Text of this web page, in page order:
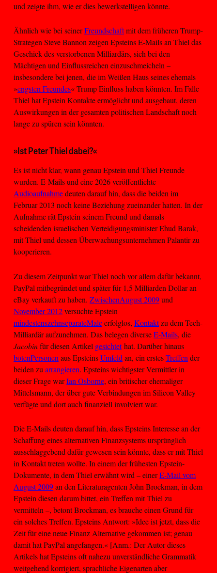
und zeigte ihm, wie er dies bewerkstelligen könnte.
Ähnlich wie bei seinerFreundschaftmit dem früheren Trump-
Strategen Steve Bannon zeigen Epsteins E-Mails an Thiel das
Geschick des verstorbenen Milliardärs, sich bei den
Mächtigen und Einflussreichen einzuschmeicheln –
insbesondere bei jenen, die im Weißen Haus seines ehemals
»engsten Freundes« Trump Einfluss haben könnten. Im Falle
Thiel hat Epstein Kontakte ermöglicht und ausgebaut, deren
Auswirkungen in der gesamten politischen Landschaft noch
lange zu spüren sein könnten.
»Ist Peter Thiel dabei?«
Es ist nicht klar, wann genau Epstein und Thiel Freunde
wurden. E-Mails und eine 2026 veröffentlichte
Audioaufnahmedeuten darauf hin, dass die beiden im
Februar 2013 noch keine Beziehung zueinander hatten. In der
Aufnahme rät Epstein seinem Freund und damals
scheidenden israelischen Verteidigungsminister Ehud Barak,
mit Thiel und dessen Überwachungsunternehmen Palantir zu
kooperieren.
Zu diesem Zeitpunkt war Thiel noch vor allem dafür bekannt,
PayPal mitbegründet und später für 1,5 Milliarden Dollar an
eBay verkauft zu haben. ZwischenAugust 2009und
November 2012versuchte Epstein
mindestenszehnseparateMaleerfolglos, Kontaktzu dem Tech-
Milliardär aufzunehmen. Das belegen diverseE-Mails, die
Jacobinfür diesen Artikel gesichtethat. Darüber hinaus
botenPersonen aus EpsteinsUmfeld an, ein erstesTreffen der
beiden zu arrangieren. Epsteins wichtigster Vermittler in
dieser Frage warIan Osborne, ein britischer ehemaliger
Mittelsmann, der über gute Verbindungen im Silicon Valley
verfügte und dort auch finanziell involviert war.
Die E-Mails deuten darauf hin, dass Epsteins Interesse an der
Schaffung eines alternativen Finanzsystems ursprünglich
ausschlaggebend dafür gewesen sein könnte, dass er mit Thiel
in Kontakt treten wollte. In einem der frühesten Epstein-
Dokumente, in dem Thiel erwähnt wird – einerE-Mail vom
August 2009an den Literaturagenten John Brockman, in dem
Epstein diesen darum bittet, ein Treffen mit Thiel zu
vermitteln –, betont Brockman, es brauche einen Grund für
ein solches Treffen. Epsteins Antwort: »Idee ist jetzt, dass die
Zeit für eine neue Finanz Alternative gekommen ist; genau
damit hat PayPal angefangen.« [Anm.: Der Autor dieses
Artikels hat Epsteins oft nahezu unverständliche Grammatik
weitgehend korrigiert, sprachliche Eigenarten aber